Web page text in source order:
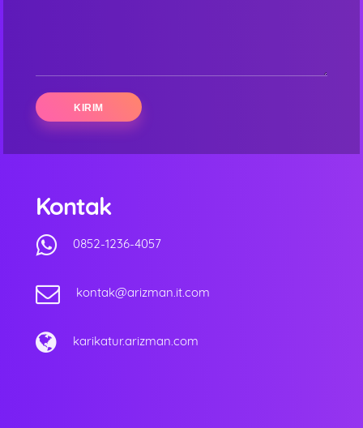
Kontak
0852-1236-4057
kontak@arizman.it.com
karikatur.arizman.com